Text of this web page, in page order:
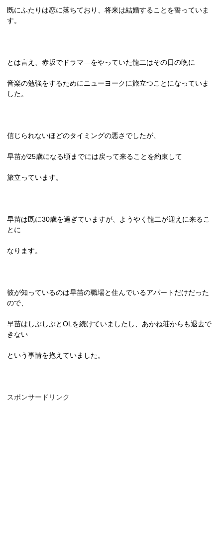
既にふたりは恋に落ちており、将来は結婚することを誓っていま
す。
とは言え、赤坂でドラマ―をやっていた龍二はその日の晩に
音楽の勉強をするためにニューヨークに旅立つことになっていま
した。
信じられないほどのタイミングの悪さでしたが、
早苗が25歳になる頃までには戻って来ることを約束して
旅立っています。
早苗は既に30歳を過ぎていますが、ようやく龍二が迎えに来るこ
とに
なります。
彼が知っているのは早苗の職場と住んでいるアパートだけだった
ので、
早苗はしぶしぶとOL を続けていましたし、あかね荘からも退去で
きない
という事情を抱えていました。
スポンサードリンク